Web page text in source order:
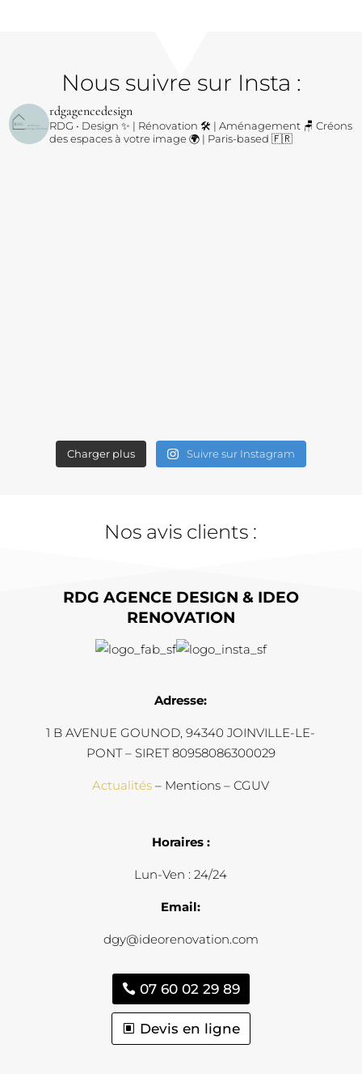
Nous suivre sur Insta :
rdgagencedesign
RDG • Design ✨ | Rénovation 🛠️ | Aménagement 🪑 Créons
des espaces à votre image 🌍 | Paris-based 🇫🇷
Charger plus Suivre sur Instagram
Nos avis clients :
RDG AGENCE DESIGN & IDEO
RENOVATION
Adresse:
1 B AVENUE GOUNOD, 94340 JOINVILLE-LE-
PONT – SIRET 80958086300029
Actualités – Mentions – CGUV
Horaires :
Lun-Ven : 24/24
Email:
dgy@ideorenovation.com
07 60 02 29 89
Devis en ligne